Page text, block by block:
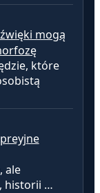
mogą
które
ale
historii …